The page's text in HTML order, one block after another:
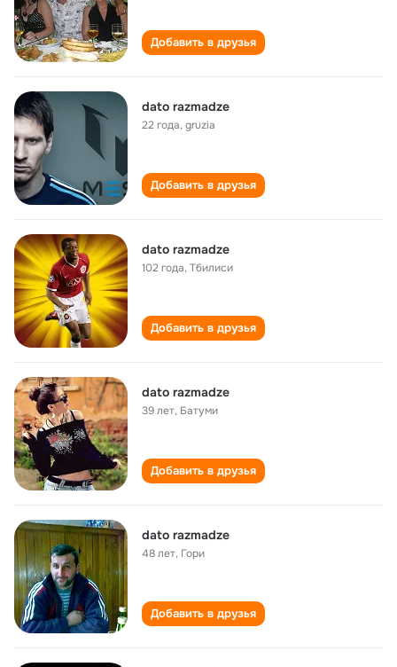
Добавить в друзья
dato razmadze
22 года,gruzia
Добавить в друзья
dato razmadze
102 года,Тбилиси
Добавить в друзья
dato razmadze
39 лет, Батуми
Добавить в друзья
dato razmadze
48 лет, Гори
Добавить в друзья